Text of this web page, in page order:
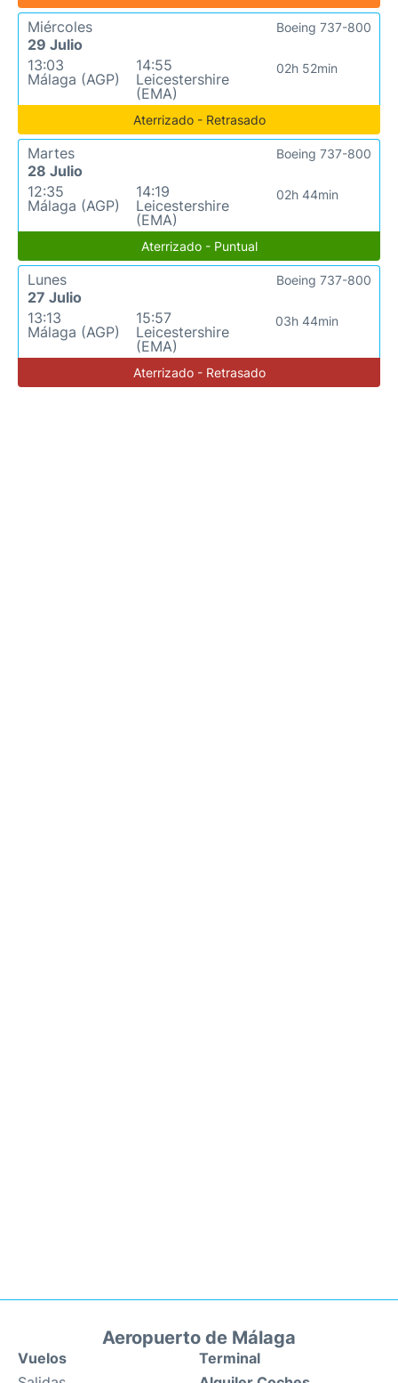
Miércoles
29 Julio
13:03
Málaga (AGP)
14:55
Leicestershire
(EMA)
02h 52min
Boeing 737-800
Aterrizado - Retrasado
Martes
28 Julio
12:35
Málaga (AGP)
14:19
Leicestershire
(EMA)
02h 44min
Boeing 737-800
Aterrizado - Puntual
Lunes
27 Julio
13:13
Málaga (AGP)
15:57
Leicestershire
(EMA)
03h 44min
Boeing 737-800
Aterrizado - Retrasado
Aeropuerto de Málaga
Vuelos
Terminal